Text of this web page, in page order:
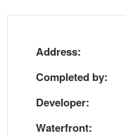
Address:
Completed by:
Developer:
Waterfront: